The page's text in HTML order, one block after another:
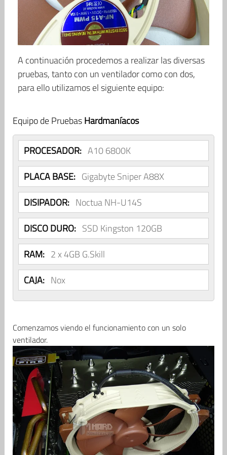
A continuación procedemos a realizar las diversas
pruebas, tanto con un ventilador como con dos,
para ello utilizamos el siguiente equipo:
Equipo de PruebasHardmaníacos
PROCESADOR: A10 6800K
PLACA BASE: Gigabyte Sniper A88X
DISIPADOR: Noctua NH-U14S
DISCO DURO: SSD Kingston 120GB
RAM: 2 x 4GB G.Skill
CAJA: Nox
Comenzamos viendo el funcionamiento con un solo
ventilador.